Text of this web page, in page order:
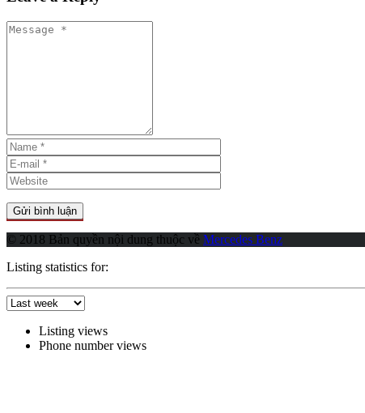
© 2018 Bản quyền nội dung thuộc về Mercedes Benz
Listing statistics for:
Listing views
Phone number views